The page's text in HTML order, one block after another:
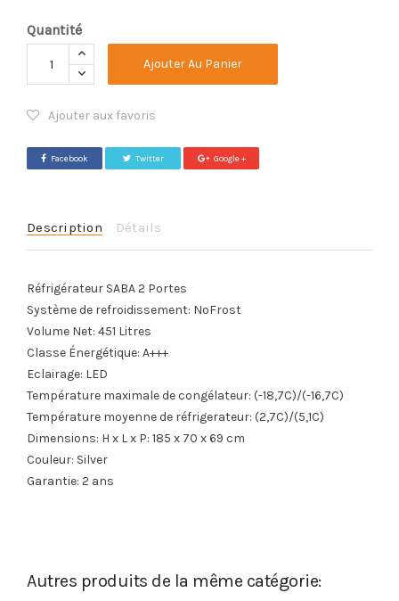
Quantité
Ajouter Au Panier
Ajouter aux favoris
Facebook Twitter Google +
Description Détails
Réfrigérateur SABA 2 Portes
Système de refroidissement: NoFrost
Volume Net: 451 Litres
Classe Énergétique: A+++
Eclairage: LED
Température maximale de congélateur: (-18,7C)/(-16,7C)
Température moyenne de réfrigerateur: (2,7C)/(5,1C)
Dimensions: H x L x P: 185 x 70 x 69 cm
Couleur: Silver
Garantie: 2 ans
Autres produits de la même catégorie: